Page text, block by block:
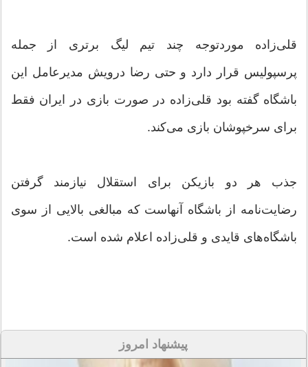
قلی‌زاده موردتوجه چند تیم لیگ برتری از جمله
پرسپولیس قرار دارد و حتی رضا درویش مدیرعامل این
باشگاه گفته بود قلی‌زاده در صورت بازی در ایران فقط
برای سرخپوشان بازی می‌کند.
جذب هر دو بازیکن برای استقلال نیازمند گرفتن
رضایت‌نامه از باشگاه آنهاست که مبالغی بالایی از سوی
باشگاه‌های قایدی و قلی‌زاده اعلام شده است.
پیشنهاد امروز